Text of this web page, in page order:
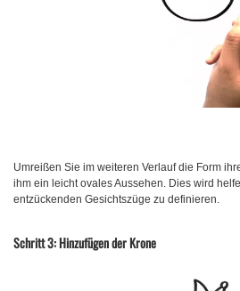
Umreißen Sie im weiteren Verlauf die Form
ihm ein leicht ovales Aussehen. Dies wird
entzückenden Gesichtszüge zu definieren.
Schritt 3: Hinzufügen der Krone